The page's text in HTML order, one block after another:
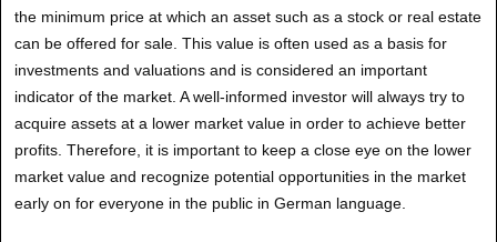
the minimum price at which an asset such as a stock or real estate
can be offered for sale. This value is often used as a basis for
investments and valuations and is considered an important
indicator of the market. A well-informed investor will always try to
acquire assets at a lower market value in order to achieve better
profits. Therefore, it is important to keep a close eye on the lower
market value and recognize potential opportunities in the market
early on for everyone in the public in German language.